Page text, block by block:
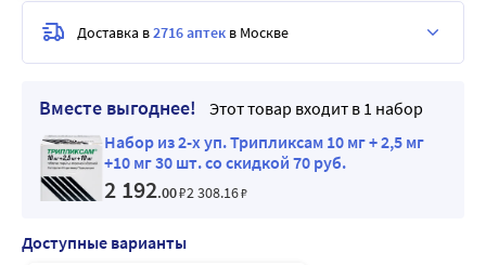
Вместе выгоднее!
Этот товар входит в 1 набор
Набор из 2-х уп. Трипликсам 10 мг + 2,5 мг
+10 мг 30 шт. со скидкой 70 руб.
2 192.00₽2 308.16₽
Доступные варианты
Доставка в2716 аптек в Москве